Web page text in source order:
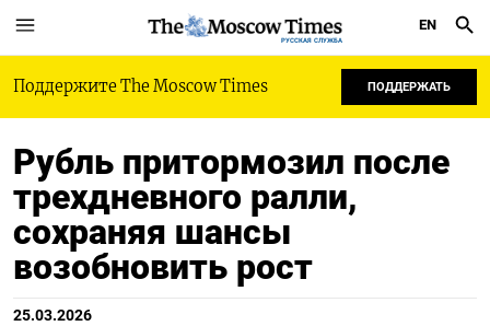
РУССКАЯ СЛУЖБА
EN
Поддержите The Moscow Times ПОДДЕРЖАТЬ
Рубль притормозил после
трехдневного ралли,
сохраняя шансы
возобновить рост
25.03.2026